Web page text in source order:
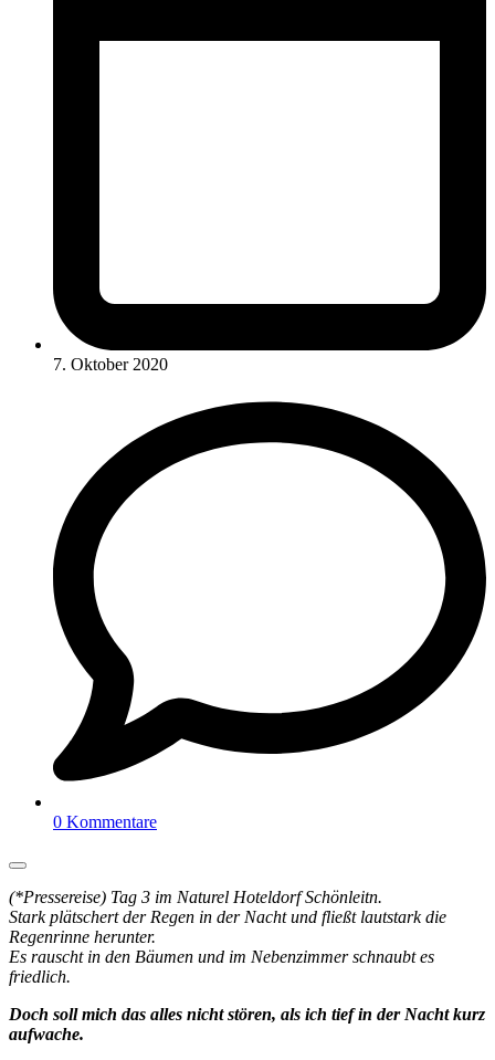
7. Oktober 2020
0 Kommentare
(*Pressereise) Tag 3 im Naturel Hoteldorf Schönleitn.
Stark plätschert der Regen in der Nacht und fließt lautstark die
Regenrinne herunter.
Es rauscht in den Bäumen und im Nebenzimmer schnaubt es
friedlich.
Doch soll mich das alles nicht stören, als ich tief in der Nacht kurz
aufwache.